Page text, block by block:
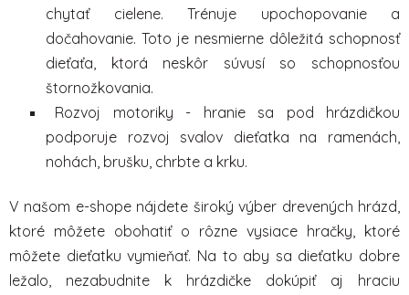
chytať cielene. Trénuje upochopovanie a
dočahovanie. Toto je nesmierne dôležitá schopnosť
dieťaťa, ktorá neskôr súvusí so schopnosťou
štornožkovania.
Rozvoj motoriky - hranie sa pod hrázdičkou
podporuje rozvoj svalov dieťatka na ramenách,
nohách, brušku, chrbte a krku.
V našom e-shope nájdete široký výber drevených hrázd,
ktoré môžete obohatiť o rôzne vysiace hračky, ktoré
môžete dieťatku vymieňať. Na to aby sa dieťatku dobre
ležalo, nezabudnite k hrázdičke dokúpiť aj hraciu